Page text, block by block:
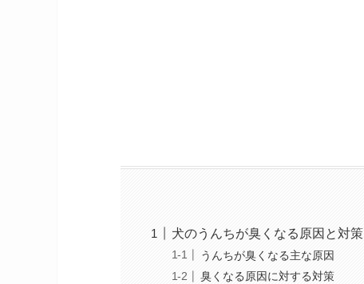
犬のうんちが臭くなる原因と対策
うんちが臭くなる主な原因
臭くなる原因に対する対策